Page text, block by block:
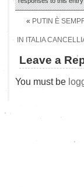
« PUTIN È
IN ITALIA
Leave a
You must be